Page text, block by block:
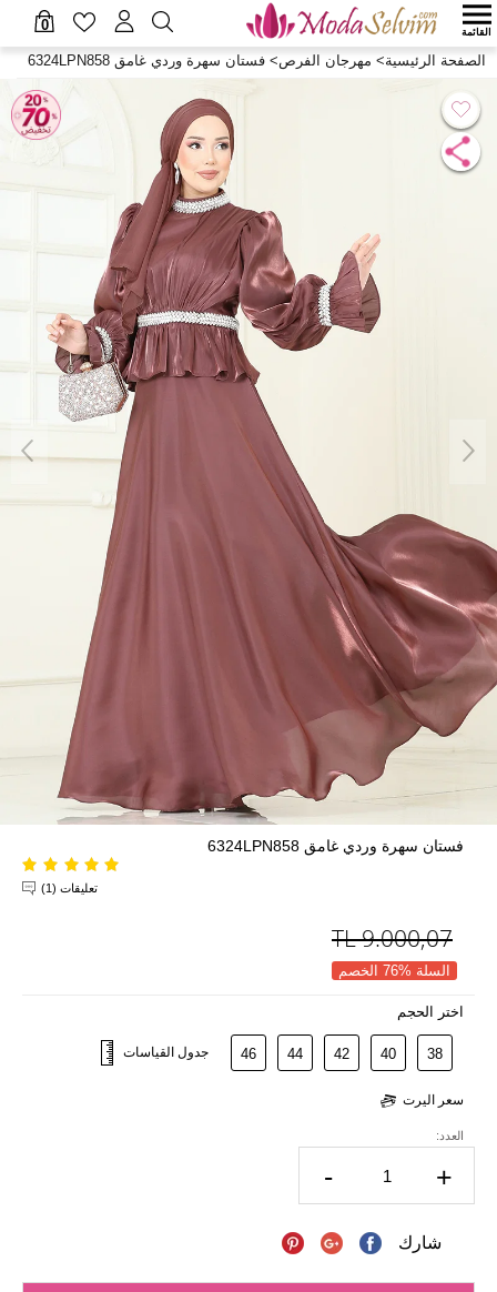
0 القائمة
الصفحة الرئيسية> مهرجان الفرص> فستان سهرة وردي غامق 6324LPN858
فستان سهرة وردي غامق 6324LPN858
تعليقات (1)
9.000,07
TL
السلة %76 الخصم
اختر الحجم
38
40
42
44
46 جدول القياسات
سعر اليرت
العدد:
- +
شارك